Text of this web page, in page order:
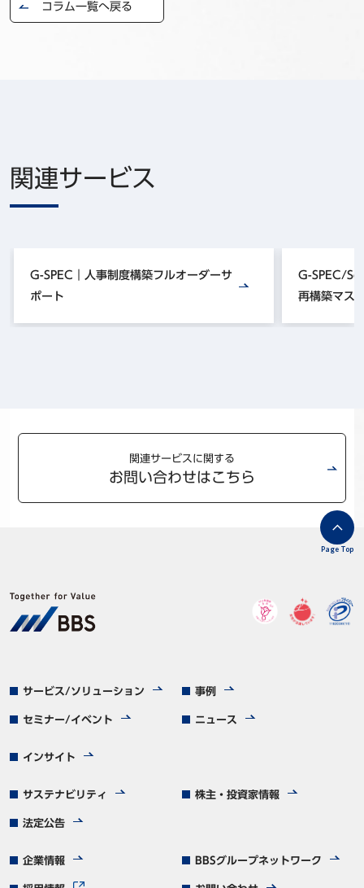
コラム一覧へ戻る
関連サービス
G-SPEC｜人事制度構築フルオーダーサ
ポート
G-SPEC/
再構築マス
関連サービスに関する
お問い合わせはこちら
サービス/ソリューション 事例
セミナー/イベント ニュース
インサイト
サステナビリティ 株主・投資家情報
法定公告
企業情報 BBSグループネットワーク
Page Top